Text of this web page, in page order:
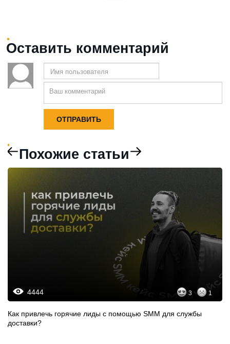
Оставить комментарий
Похожие статьи
4444 3 1
Как привлечь горячие лиды с помощью SММ для службы
доставки?